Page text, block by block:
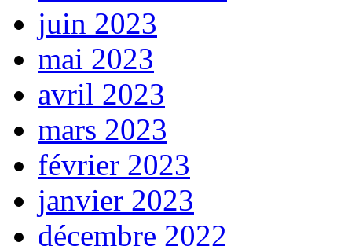
juin 2023
mai 2023
avril 2023
mars 2023
février 2023
janvier 2023
décembre 2022